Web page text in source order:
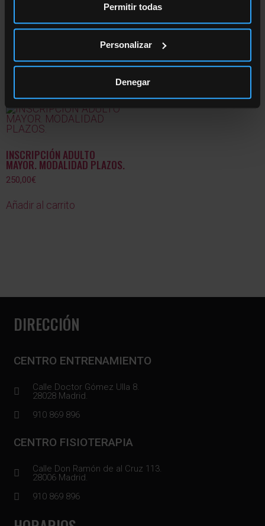
Permitir todas
Personalizar
Denegar
PRODUCTOS
RELACIONADOS
INSCRIPCIÓN ADULTO
MAYOR. MODALIDAD PLAZOS.
250,00€
Añadir al carrito
DIRECCIÓN
CENTRO ENTRENAMIENTO
Calle Doctor Gómez Ulla 8.
28028 Madrid.
910 869 896
CENTRO FISIOTERAPIA
Calle Don Ramón de al Cruz 113.
28006 Madrid.
910 869 896